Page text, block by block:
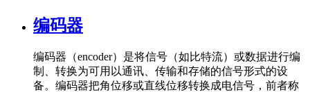
编码器
编码器（encoder）是将信号（如比特流）或数据进行编
制、转换为可用以通讯、传输和存储的信号形式的设
备。编码器把角位移或直线位移转换成电信号，前者称